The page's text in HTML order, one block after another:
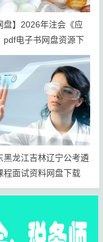
盘】2026年注会《应
pdf电子书网盘资源下
黑龙江吉林辽宁公考遴
程面试资料网盘下载